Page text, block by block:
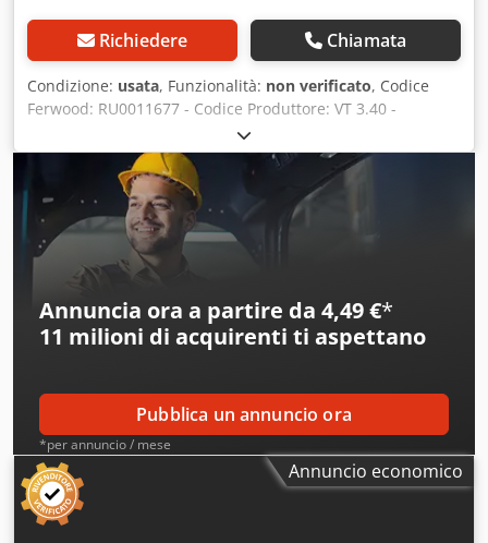
Richiedere Chiamata
Condizione: usata, Funzionalità: non verificato, Codice
Ferwood: RU0011677 - Codice Produttore: VT 3.40 -
Condizione: Usata - Funzionalità: Non collaudato -
Macchina Compatibile: - Se interessati offriamo servizio di
revisione, contattateci. 38KG - 70X46X34 Dwjdpeyb R Tvofx
Ak Dsa
Annuncia ora a partire da 4,49 €*
11 milioni di acquirenti ti aspettano
Pubblica un annuncio ora
*per annuncio / mese
Annuncio economico